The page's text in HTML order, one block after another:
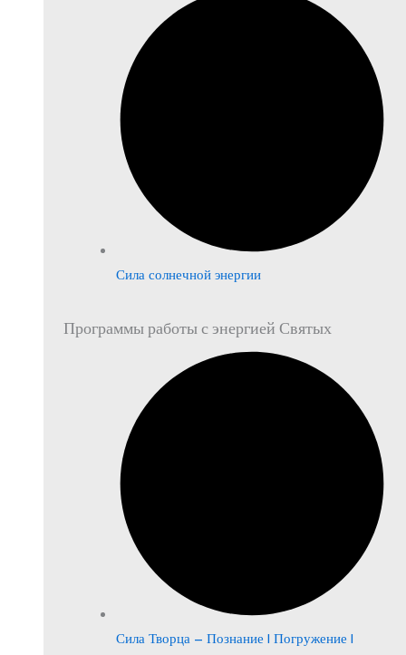
Сила солнечной энергии
Программы работы с энергией Святых
Сила Творца – Познание | Погружение |